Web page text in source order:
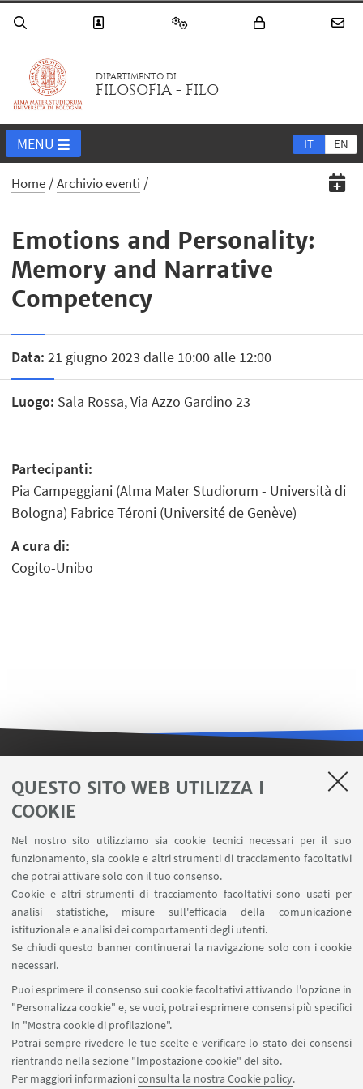
QUESTO SITO WEB UTILIZZA I
COOKIE
Nel nostro sito utilizziamo sia cookie tecnici necessari per il suo
funzionamento, sia cookie e altri strumenti di tracciamento facoltativi
che potrai attivare solo con il tuo consenso.
Cookie e altri strumenti di tracciamento facoltativi sono usati per
analisi statistiche, misure sull'efficacia della comunicazione
istituzionale e analisi dei comportamenti degli utenti.
Se chiudi questo banner continuerai la navigazione solo con i cookie
necessari.
Puoi esprimere il consenso sui cookie facoltativi attivando l'opzione in
"Personalizza cookie" e, se vuoi, potrai esprimere consensi più specifici
in "Mostra cookie di profilazione".
Potrai sempre rivedere le tue scelte e verificare lo stato dei consensi
rientrando nella sezione "Impostazione cookie" del sito.
Per maggiori informazioniconsulta la nostra Cookie policy.
DIPARTIMENTO DI
FILOSOFIA - FILO
IT EN
MENU
Home Archivio eventi
Emotions and Personality:
Memory and Narrative
Competency
Data: 21 giugno 2023 dalle 10:00 alle 12:00
Luogo: Sala Rossa, Via Azzo Gardino 23
Partecipanti:
Pia Campeggiani (Alma Mater Studiorum - Università di
Bologna) Fabrice Téroni (Université de Genève)
A cura di:
Cogito-Unibo
LINK UTILI
Area riservata FILO
U-Web Missioni
AlmaEsami
AlmaWifi
Proxy: connessione da remoto
InfoPoint Azzo Gardino
SEGUI UNIBO SU:
APP: